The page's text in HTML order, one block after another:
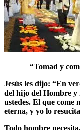
“Tomad y
Jesús les dijo: “En
del hijo del Hombre y
ustedes. El que come
eterna, y yo lo
Todo hombre